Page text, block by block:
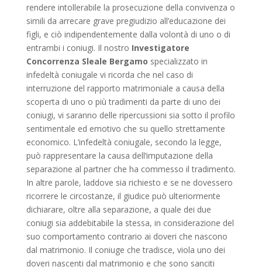
rendere intollerabile la prosecuzione della convivenza o
simili da arrecare grave pregiudizio all’educazione dei
figli, e ciò indipendentemente dalla volontà di uno o di
entrambi i coniugi. Il nostro Investigatore
Concorrenza Sleale Bergamo specializzato in
infedeltà coniugale vi ricorda che nel caso di
interruzione del rapporto matrimoniale a causa della
scoperta di uno o più tradimenti da parte di uno dei
coniugi, vi saranno delle ripercussioni sia sotto il profilo
sentimentale ed emotivo che su quello strettamente
economico. L’infedeltà coniugale, secondo la legge,
può rappresentare la causa dell’imputazione della
separazione al partner che ha commesso il tradimento.
In altre parole, laddove sia richiesto e se ne dovessero
ricorrere le circostanze, il giudice può ulteriormente
dichiarare, oltre alla separazione, a quale dei due
coniugi sia addebitabile la stessa, in considerazione del
suo comportamento contrario ai doveri che nascono
dal matrimonio. Il coniuge che tradisce, viola uno dei
doveri nascenti dal matrimonio e che sono sanciti